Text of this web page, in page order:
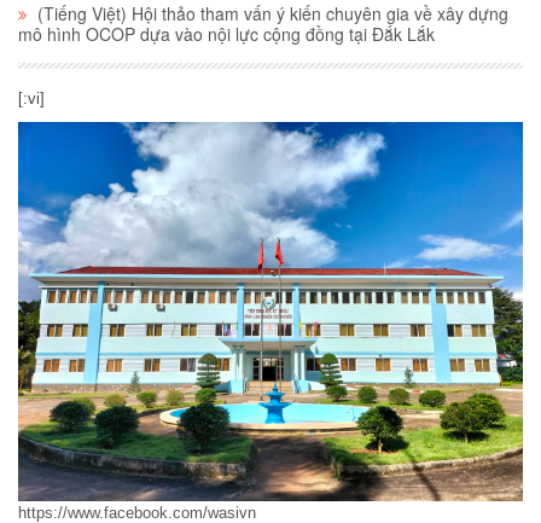
(Tiếng Việt) Hội thảo tham vấn ý kiến chuyên gia về xây dựng
mô hình OCOP dựa vào nội lực cộng đồng tại Đắk Lắk
[:vi]
https://www.facebook.com/wasivn